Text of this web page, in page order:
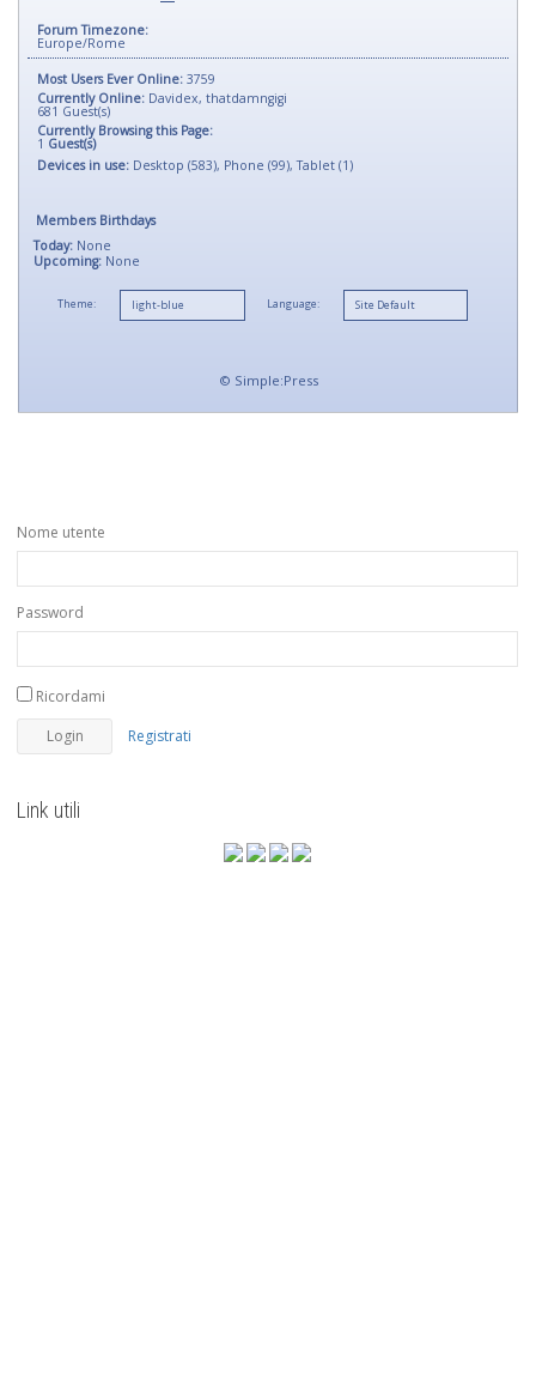
Forum Timezone:
Europe/Rome
Most Users Ever Online: 3759
Currently Online: Davidex, thatdamngigi
681 Guest(s)
Currently Browsing this Page:
1 Guest(s)
Devices in use: Desktop (583), Phone (99), Tablet (1)
Members Birthdays
Today: None
Upcoming: None
Theme: Language:
© Simple:Press
Nome utente
Password
Ricordami
Registrati
Link utili